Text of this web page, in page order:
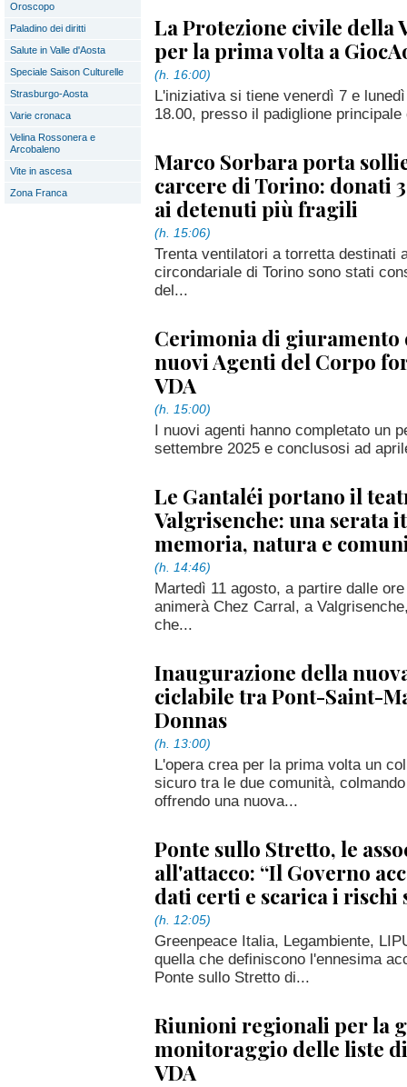
Oroscopo
Paladino dei diritti
Salute in Valle d'Aosta
Speciale Saison Culturelle
Strasburgo-Aosta
Varie cronaca
Velina Rossonera e
Arcobaleno
Vite in ascesa
Zona Franca
La Protezione civile della
per la prima volta a
(h. 16:00)
L'iniziativa si tiene venerdì 7 e
18.00, presso il padiglione
Marco Sorbara porta
carcere di Torino: donati
ai detenuti più fragili
(h. 15:06)
Trenta ventilatori a torretta destinati
circondariale di Torino sono stati
del...
Cerimonia di giuramento
nuovi Agenti del Corpo
VDA
(h. 15:00)
I nuovi agenti hanno completato un
settembre 2025 e conclusosi ad
Le Gantaléi portano il
Valgrisenche: una serata
memoria, natura e
(h. 14:46)
Martedì 11 agosto, a partire dalle
animerà Chez Carral, a
che...
Inaugurazione della
ciclabile tra Pont-Saint-
Donnas
(h. 13:00)
L'opera crea per la prima volta un
sicuro tra le due comunità,
offrendo una nuova...
Ponte sullo Stretto, le
all'attacco: “Il Governo
dati certi e scarica i rischi
(h. 12:05)
Greenpeace Italia, Legambiente,
quella che definiscono l'ennesima
Ponte sullo Stretto di...
Riunioni regionali per la
monitoraggio delle liste
VDA